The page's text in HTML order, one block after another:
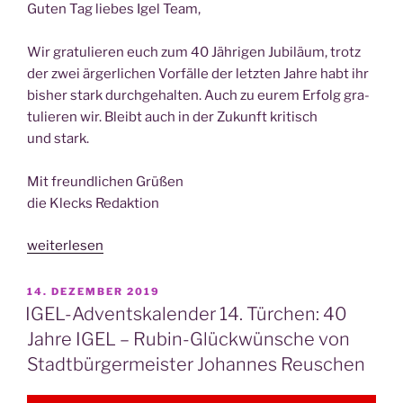
de­
Guten Tag lie­bes Igel Team,
Wir gra­tu­lie­ren euch zum 40 Jäh­ri­gen Jubi­lä­um, trotz
der zwei ärger­li­chen Vor­fäl­le der letz­ten Jah­re habt ihr
bis­her stark durch­ge­hal­ten. Auch zu eurem Erfolg gra­
tu­lie­ren wir. Bleibt auch in der Zukunft kri­tisch
und stark.
Mit freund­li­chen Grü­ßen
die Klecks Redaktion
„IGEL-
ka­
len­
der
Tür­
chen:
weiterlesen
VERÖFFENTLICHT
AM
14. DEZEMBER 2019
IGEL-Adventskalender 14. Türchen: 40
Jahre IGEL – Rubin-Glückwünsche von
Stadtbürgermeister Johannes Reuschen